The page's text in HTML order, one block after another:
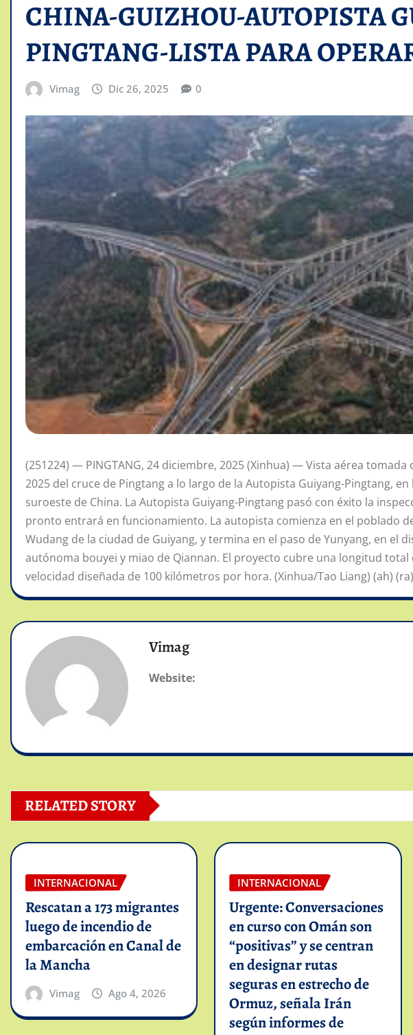
CHINA-GUIZHOU-AUTOPISTA
PINGTANG-LISTA PARA
Vimag Dic 26, 2025 0
(251224) — PINGTANG, 24 diciembre, 2025 (Xinhua) — Vista aérea
2025 del cruce de Pingtang a lo largo de la Autopista Guiyang-Pingtang,
suroeste de China. La Autopista Guiyang-Pingtang pasó con éxito la
pronto entrará en funcionamiento. La autopista comienza en el poblado
Wudang de la ciudad de Guiyang, y termina en el paso de Yunyang, en el
autónoma bouyei y miao de Qiannan. El proyecto cubre una longitud total
velocidad diseñada de 100 kilómetros por hora. (Xinhua/Tao Liang) (ah)
Vimag
Website:
RELATED STORY
INTERNACIONAL
Rescatan a 173 migrantes
luego de incendio de
embarcación en Canal de
la Mancha
Vimag Ago 4, 2026
INTERNACIONAL
Urgente: Conversaciones
en curso con Omán son
“positivas” y se centran
en designar rutas
seguras en estrecho de
Ormuz, señala Irán
según informes de